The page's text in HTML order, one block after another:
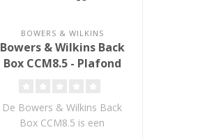
BOWERS & WILKINS
Bowers & Wilkins Back
Box CCM8.5 - Plafond
De Bowers & Wilkins Back
Box CCM8.5 is een